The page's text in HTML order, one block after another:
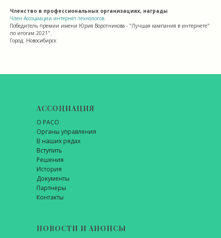
Членство в профессиональных организациях, награды
Член Ассоциации интернет-технологов
Победитель премии имени Юрия Воротникова - "Лучшая кампания в интернете"
по итогам 2021".
Город: Новосибирск
АССОЦИАЦИЯ
О РАСО
Органы управления
В наших рядах
Вступить
Решения
История
Документы
Партнеры
Контакты
НОВОСТИ И АНОНСЫ